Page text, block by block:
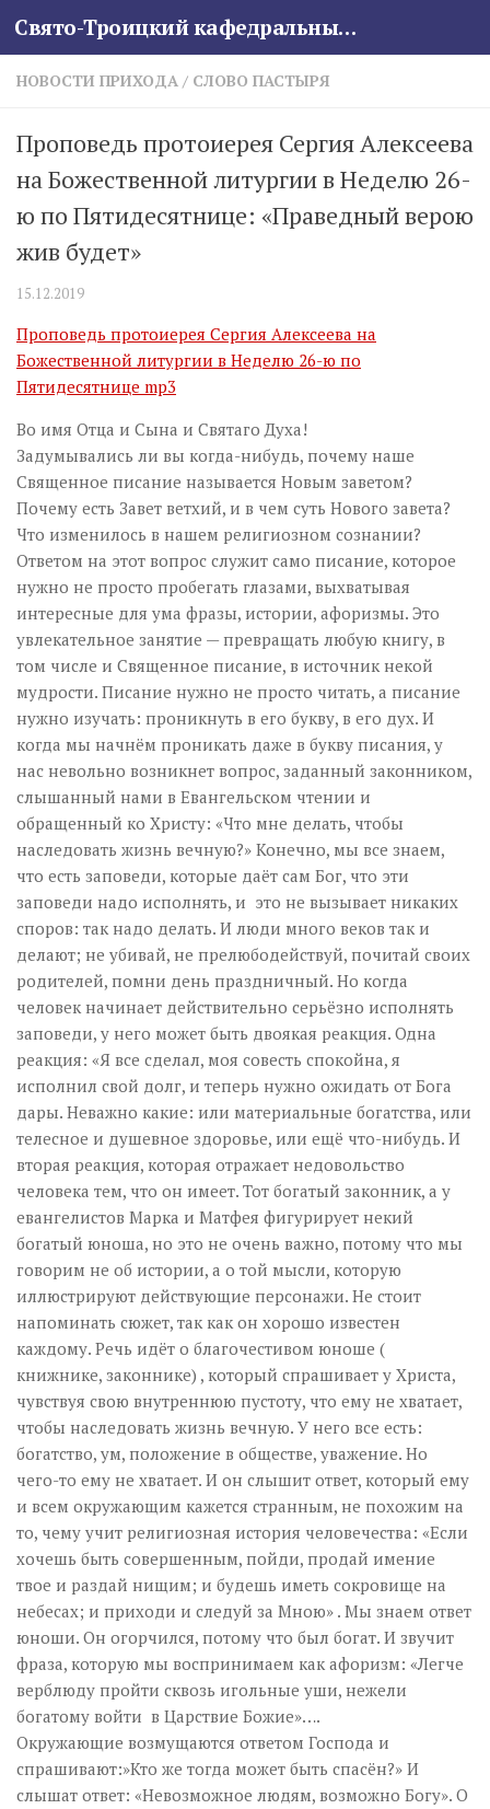
Skip to content Свято-Троицкий кафедральный собор
НОВОСТИ ПРИХОДА / СЛОВО ПАСТЫРЯ
Проповедь протоиерея Сергия Алексеева
на Божественной литургии в Неделю 26-
ю по Пятидесятнице: «Праведный верою
жив будет»
15.12.2019
Проповедь протоиерея Сергия Алексеева на
Божественной литургии в Неделю 26-ю по
Пятидесятнице mp3
Во имя Отца и Сына и Святаго Духа!
Задумывались ли вы когда-нибудь, почему наше
Священное писание называется Новым заветом?
Почему есть Завет ветхий, и в чем суть Нового завета?
Что изменилось в нашем религиозном сознании?
Ответом на этот вопрос служит само писание, которое
нужно не просто пробегать глазами, выхватывая
интересные для ума фразы, истории, афоризмы. Это
увлекательное занятие — превращать любую книгу, в
том числе и Священное писание, в источник некой
мудрости. Писание нужно не просто читать, а писание
нужно изучать: проникнуть в его букву, в его дух. И
когда мы начнём проникать даже в букву писания, у
нас невольно возникнет вопрос, заданный законником,
слышанный нами в Евангельском чтении и
обращенный ко Христу: «Что мне делать, чтобы
наследовать жизнь вечную?» Конечно, мы все знаем,
что есть заповеди, которые даёт сам Бог, что эти
заповеди надо исполнять, и это не вызывает никаких
споров: так надо делать. И люди много веков так и
делают; не убивай, не прелюбодействуй, почитай своих
родителей, помни день праздничный. Но когда
человек начинает действительно серьёзно исполнять
заповеди, у него может быть двоякая реакция. Одна
реакция: «Я все сделал, моя совесть спокойна, я
исполнил свой долг, и теперь нужно ожидать от Бога
дары. Неважно какие: или материальные богатства, или
телесное и душевное здоровье, или ещё что-нибудь. И
вторая реакция, которая отражает недовольство
человека тем, что он имеет. Тот богатый законник, а у
евангелистов Марка и Матфея фигурирует некий
богатый юноша, но это не очень важно, потому что мы
говорим не об истории, а о той мысли, которую
иллюстрируют действующие персонажи. Не стоит
напоминать сюжет, так как он хорошо известен
каждому. Речь идёт о благочестивом юноше (
книжнике, законнике) , который спрашивает у Христа,
чувствуя свою внутреннюю пустоту, что ему не хватает,
чтобы наследовать жизнь вечную. У него все есть:
богатство, ум, положение в обществе, уважение. Но
чего-то ему не хватает. И он слышит ответ, который ему
и всем окружающим кажется странным, не похожим на
то, чему учит религиозная история человечества: «Если
хочешь быть совершенным, пойди, продай имение
твое и раздай нищим; и будешь иметь сокровище на
небесах; и приходи и следуй за Мною» . Мы знаем ответ
юноши. Он огорчился, потому что был богат. И звучит
фраза, которую мы воспринимаем как афоризм: «Легче
верблюду пройти сквозь игольные уши, нежели
богатому войти в Царствие Божие»….
Окружающие возмущаются ответом Господа и
спрашивают:»Кто же тогда может быть спасён?» И
слышат ответ: «Невозможное людям, возможно Богу». О